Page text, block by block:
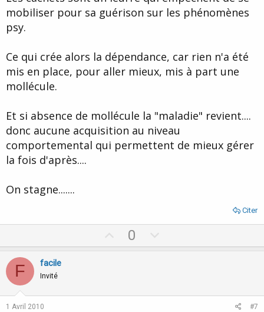
mobiliser pour sa guérison sur les phénomènes
psy.
Ce qui crée alors la dépendance, car rien n'a été
mis en place, pour aller mieux, mis à part une
mollécule.
Et si absence de mollécule la "maladie" revient....
donc aucune acquisition au niveau
comportemental qui permettent de mieux gérer
la fois d'après....
On stagne.......
Citer
p
t
0
o
v
F facile
Invité
1 Avril 2010 #7